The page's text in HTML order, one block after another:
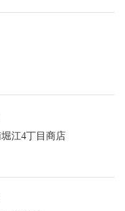
江4丁目商店